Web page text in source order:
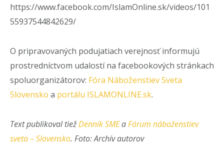
https://www.facebook.com/IslamOnline.sk/videos/101
55937544842629/
O pripravovaných podujatiach verejnosť informujú
prostredníctvom udalostí na facebookových stránkach
spoluorganizátorov: Fóra Náboženstiev Sveta
Slovensko a portálu ISLAMONLINE.sk.
Text publikoval tiežDenník SMEaFórum náboženstiev
sveta – Slovensko. Foto: Archív autorov